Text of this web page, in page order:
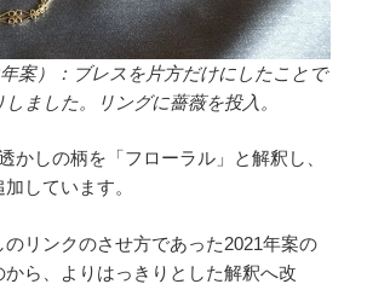
案）：ブレスを片方だけにしたことで
ました。リングに薔薇を投入。
かしの柄を「フローラル」と解釈し、
しています。
リンクのさせ方であった2021年案の
ら、よりはっきりとした解釈へ改